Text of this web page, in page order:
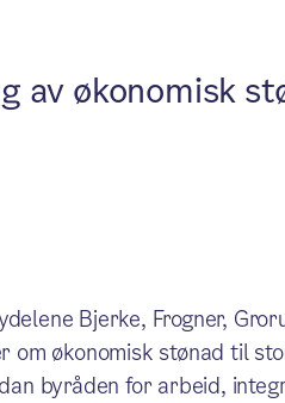
av økonomisk
Bjerke, Frogner,
økonomisk stønad til
byråden for arbeid,